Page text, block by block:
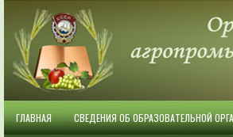
ГЛАВНАЯ СВЕДЕНИЯ ОБ ОБРАЗОВАТЕЛЬНОЙ